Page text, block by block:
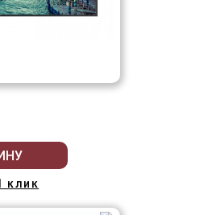
клик